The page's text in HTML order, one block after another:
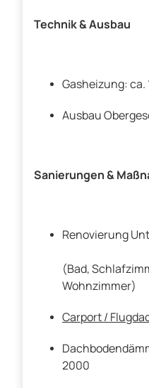
Technik & Ausbau
Gasheizung:
Ausbau
Sanierungen &
Renovierung
(Bad,
Wohnzimmer)
Carport /
2000